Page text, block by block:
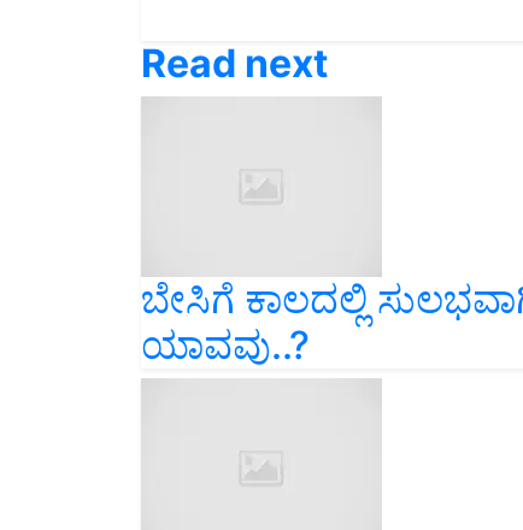
ಬೇಸಿಗೆ ಕಾಲದಲ್ಲಿ
ಯಾವವು..?